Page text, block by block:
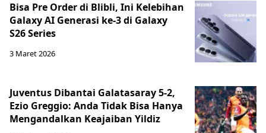
Bisa Pre Order di Blibli, Ini Kelebihan
Galaxy AI Generasi ke-3 di Galaxy
S26 Series
3 Maret 2026
Juventus Dibantai Galatasaray 5-2,
Ezio Greggio: Anda Tidak Bisa Hanya
Mengandalkan Keajaiban Yildiz